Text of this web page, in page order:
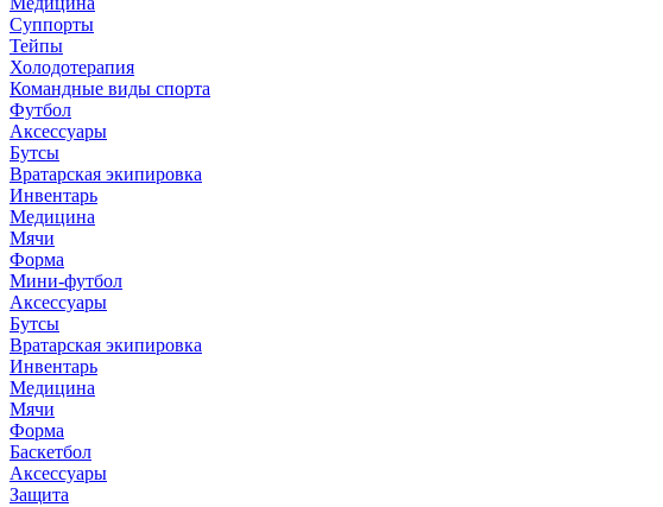
Суппорты
Тейпы
Холодотерапия
Командные виды спорта
Футбол
Аксессуары
Бутсы
Вратарская экипировка
Инвентарь
Медицина
Мячи
Форма
Мини-футбол
Аксессуары
Бутсы
Вратарская экипировка
Инвентарь
Медицина
Мячи
Форма
Баскетбол
Аксессуары
Защита